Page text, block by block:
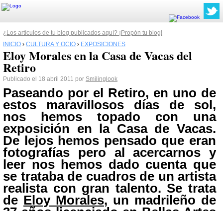
¿Los artículos de tu blog publicados aquí? ¡Propón tu blog!
INICIO › CULTURA Y OCIO › EXPOSICIONES
Eloy Morales en la Casa de Vacas del
Retiro
Publicado el 18 abril 2011 por Smilinglook
Paseando por el Retiro, en uno de
estos maravillosos días de sol,
nos hemos topado con una
exposición en la Casa de Vacas.
De lejos hemos pensado que eran
fotografías pero al acercarnos y
leer nos hemos dado cuenta que
se trataba de cuadros de un artista
realista con gran talento. Se trata
de Eloy Morales, un madrileño de